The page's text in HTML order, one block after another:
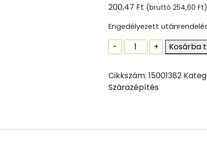
200,47 Ft (bruttó 254,60 Ft)
Engedélyezett
-
Direktfüggesztõ
CD
profilhoz,
galv.
mm
+ Kosárba
Cikkszám: 15001382
Szárazépítés